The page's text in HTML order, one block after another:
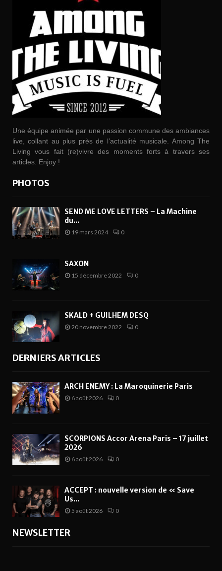
Une équipe animée par une passion commune des ambiances
live, collant au plus près de l’actualité musicale. Among The
Living vous fait (re)vivre des moments forts à travers ses
articles. Enjoy !
PHOTOS
SEND ME LOVE LETTERS – La Machine
du...
19 mars 2024 0
SAXON
15 décembre 2022 0
SKALD + GUILHEM DESQ
20 novembre 2022 0
DERNIERS ARTICLES
ARCH ENEMY : La Maroquinerie Paris
6 août 2026 0
SCORPIONS Accor Arena Paris – 17 juillet
2026
6 août 2026 0
ACCEPT : nouvelle version de « Save
Us...
5 août 2026 0
NEWSLETTER